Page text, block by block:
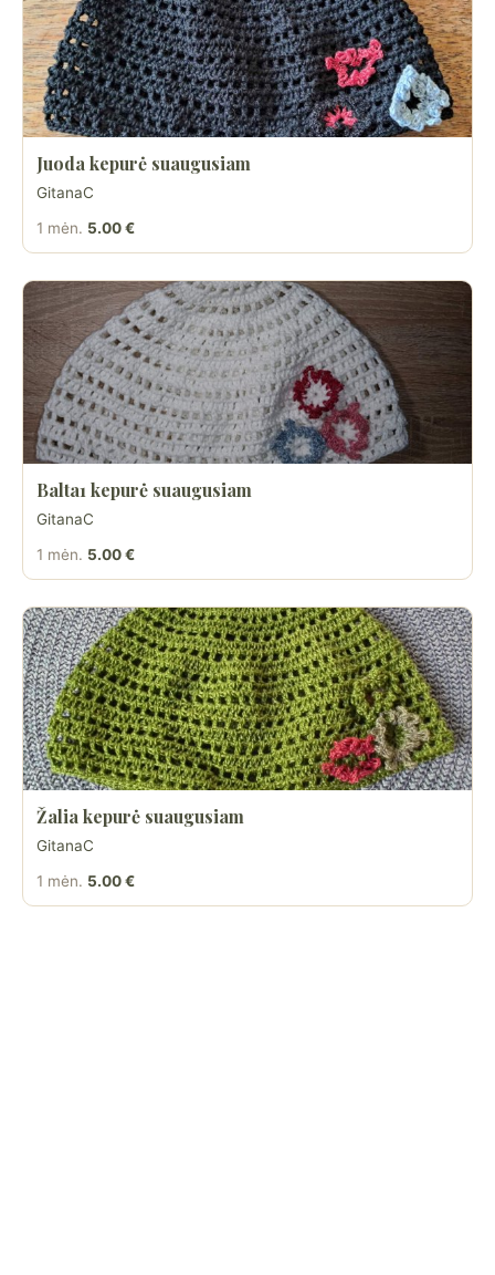
Juoda kepurė suaugusiam
GitanaC
1 mėn. 5.00 €
Balta1 kepurė suaugusiam
GitanaC
1 mėn. 5.00 €
Žalia kepurė suaugusiam
GitanaC
1 mėn. 5.00 €